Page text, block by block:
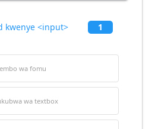
1
kwenye <input>
wa fomu
wa textbox